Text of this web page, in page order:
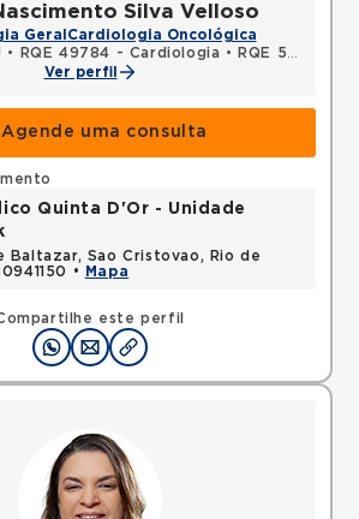
Silva Velloso
Geral Cardiologia Oncológica
• RQE 49784 - Cardiologia •
RQE 50864 - Medicina intensiva
Ver perfil
Agende uma consulta
este perfil
Quinta D'Or - Unidade
Baltazar, Sao Cristovao, Rio de
•
Mapa